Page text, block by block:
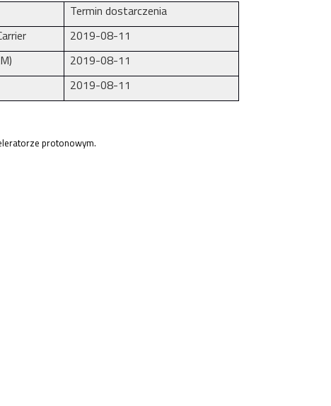
Termin dostarczenia
2019-08-11
2019-08-11
2019-08-11
protonowym.